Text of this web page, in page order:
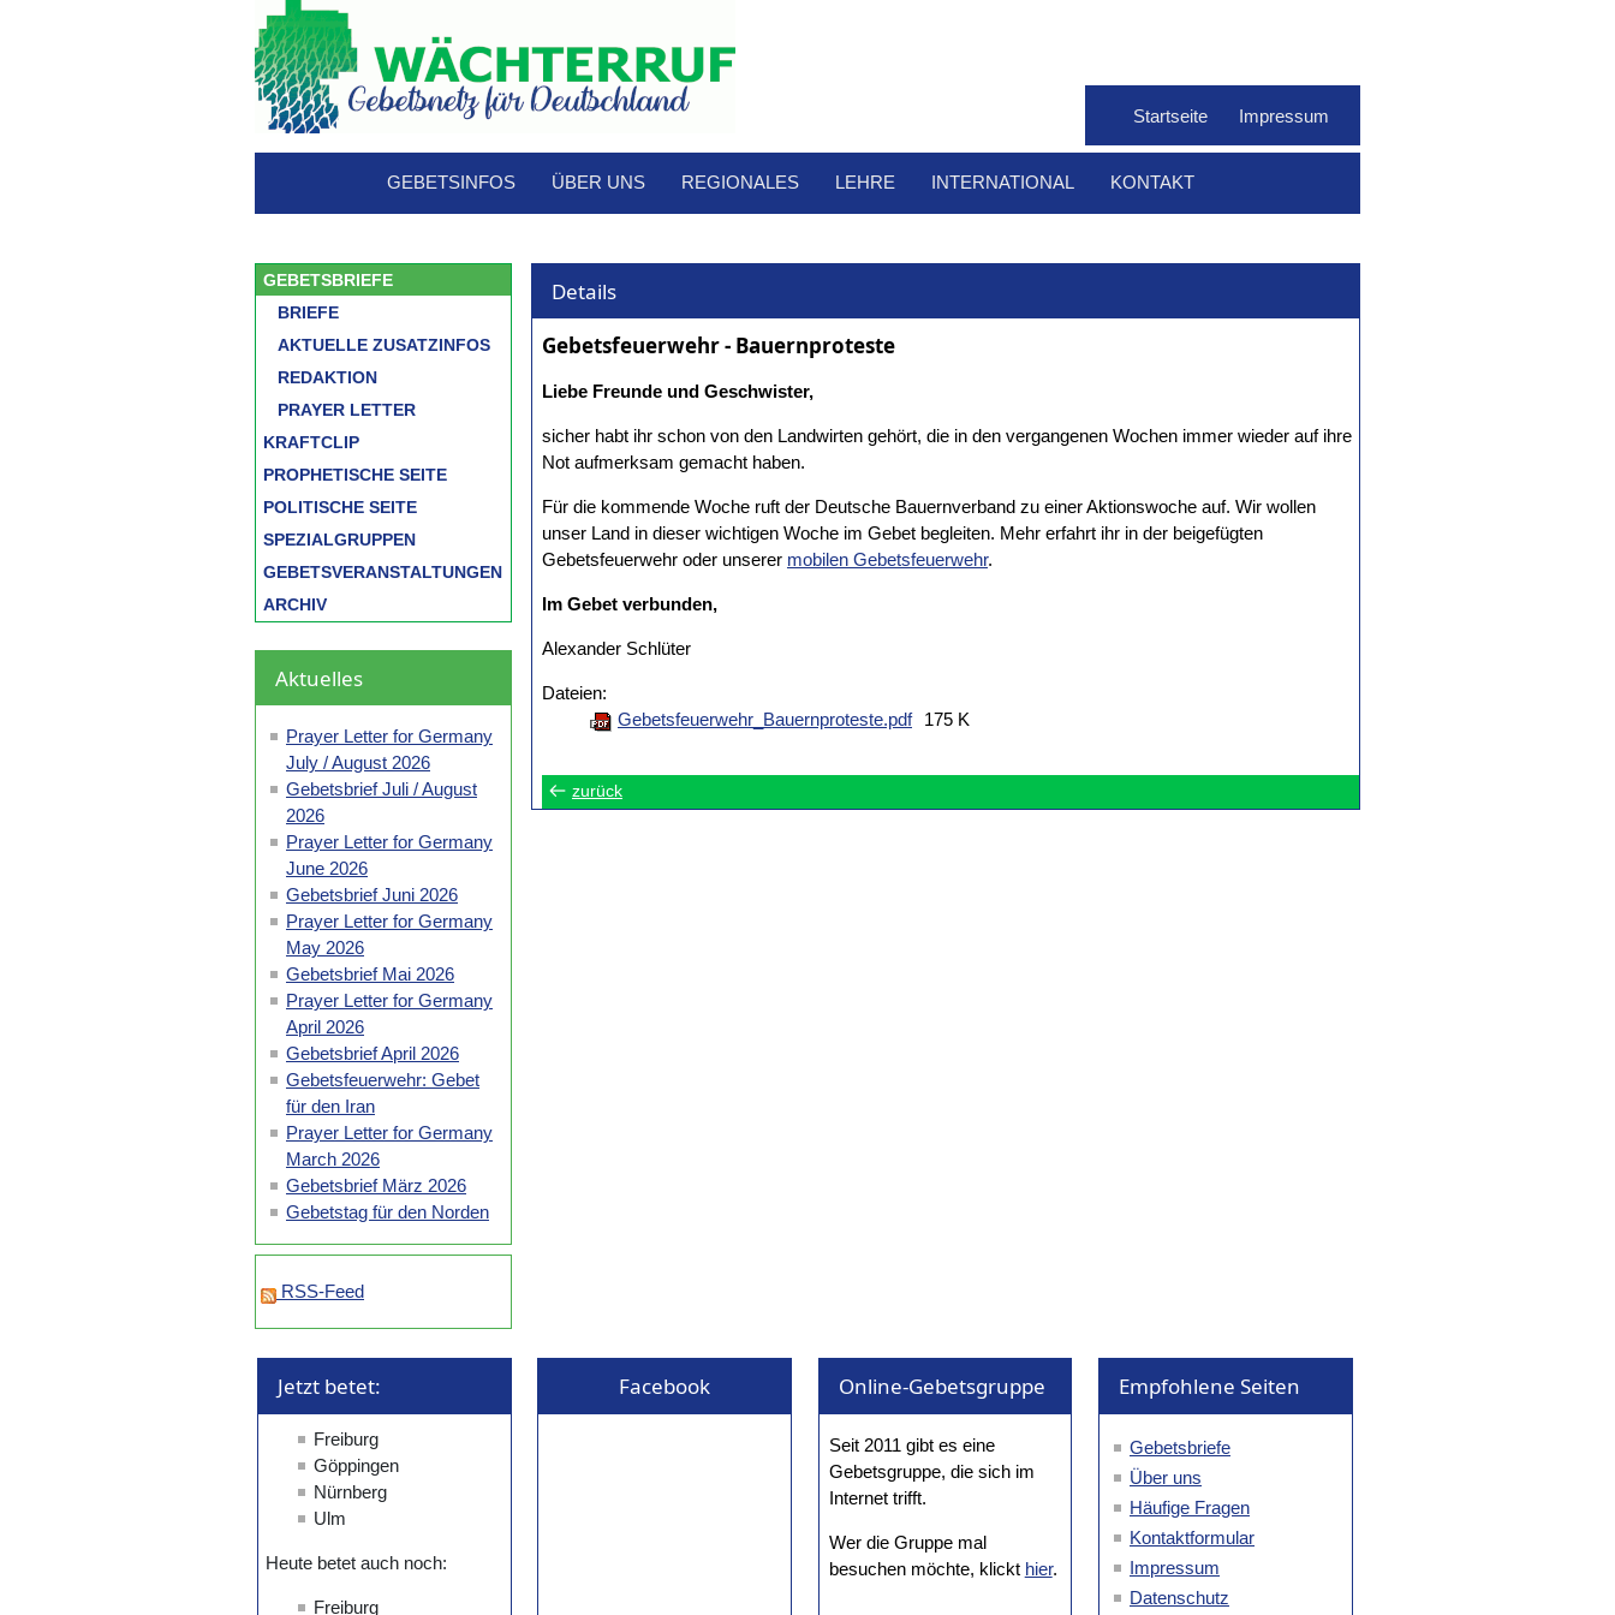
Startseite Impressum
GEBETSINFOS ÜBER UNS REGIONALES LEHRE INTERNATIONAL KONTAKT
GEBETSBRIEFE
BRIEFE
AKTUELLE ZUSATZINFOS
REDAKTION
PRAYER LETTER
KRAFTCLIP
PROPHETISCHE SEITE
POLITISCHE SEITE
SPEZIALGRUPPEN
GEBETSVERANSTALTUNGEN
ARCHIV
Aktuelles
Prayer Letter for Germany
July / August 2026
Gebetsbrief Juli / August
2026
Prayer Letter for Germany
June 2026
Gebetsbrief Juni 2026
Prayer Letter for Germany
May 2026
Gebetsbrief Mai 2026
Prayer Letter for Germany
April 2026
Gebetsbrief April 2026
Gebetsfeuerwehr: Gebet
für den Iran
Prayer Letter for Germany
March 2026
Gebetsbrief März 2026
Gebetstag für den Norden
RSS-Feed
Details
Gebetsfeuerwehr - Bauernproteste
Liebe Freunde und Geschwister,
sicher habt ihr schon von den Landwirten gehört, die in den vergangenen Wochen immer wieder auf ihre
Not aufmerksam gemacht haben.
Für die kommende Woche ruft der Deutsche Bauernverband zu einer Aktionswoche auf. Wir wollen
unser Land in dieser wichtigen Woche im Gebet begleiten. Mehr erfahrt ihr in der beigefügten
Gebetsfeuerwehr oder unserer mobilen Gebetsfeuerwehr.
Im Gebet verbunden,
Alexander Schlüter
Dateien:
Gebetsfeuerwehr_Bauernproteste.pdf
175 K
zurück
Jetzt betet: Facebook Online-Gebetsgruppe
Seit 2011 gibt es eine
Gebetsgruppe, die sich im
Internet trifft.
Wer die Gruppe mal
besuchen möchte, klickt hier.
Empfohlene Seiten
Gebetsbriefe
Über uns
Häufige Fragen
Kontaktformular
Impressum
Datenschutz